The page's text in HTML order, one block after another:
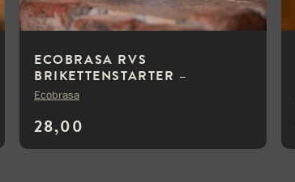
ECOBRASA RVS
BRIKETTENSTARTER –
GROOT/2KG
28,00
Ecobrasa